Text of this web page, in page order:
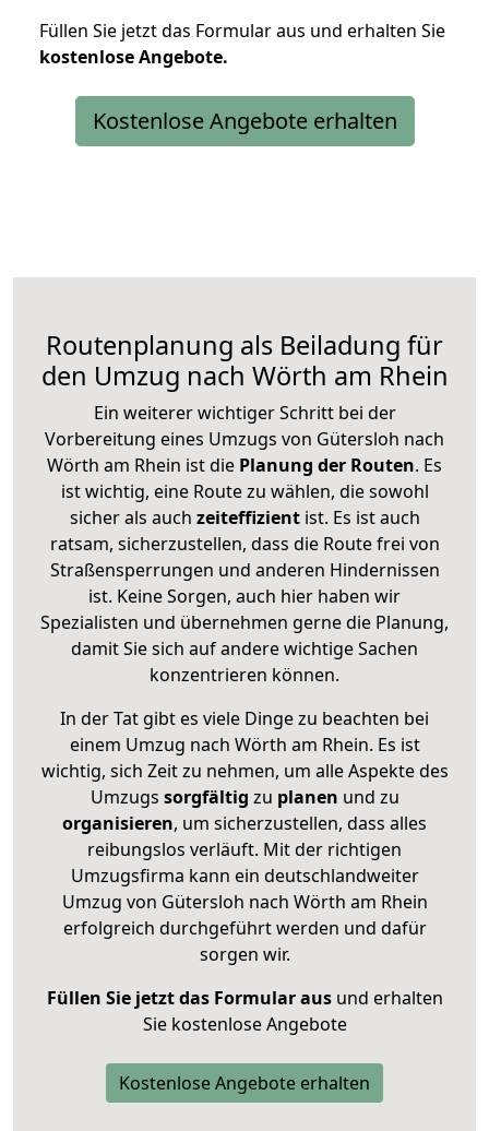
Füllen Sie jetzt das Formular aus und erhalten Sie
kostenloseAngebote.
Kostenlose Angebote erhalten
Routenplanung als Beiladung für
den Umzug nach Wörth am Rhein
Ein weiterer wichtiger Schritt bei der
Vorbereitung eines Umzugs von Gütersloh nach
Wörth am Rhein ist die Planung der Routen. Es
ist wichtig, eine Route zu wählen, die sowohl
sicher als auch zeiteffizientist. Es ist auch
ratsam, sicherzustellen, dass die Route frei von
Straßensperrungen und anderen Hindernissen
ist. Keine Sorgen, auch hier haben wir
Spezialisten und übernehmen gerne die Planung,
damit Sie sich auf andere wichtige Sachen
konzentrieren können.
In der Tat gibt es viele Dinge zu beachten bei
einem Umzug nach Wörth am Rhein. Es ist
wichtig, sich Zeit zu nehmen, um alle Aspekte des
Umzugs sorgfältig zu planen und zu
organisieren, um sicherzustellen, dass alles
reibungslos verläuft. Mit der richtigen
Umzugsfirma kann ein deutschlandweiter
Umzug von Gütersloh nach Wörth am Rhein
erfolgreich durchgeführt werden und dafür
sorgen wir.
Füllen Sie jetzt das Formular ausund erhalten
Sie kostenlose Angebote
Kostenlose Angebote erhalten